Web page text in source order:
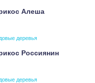
Алеша
деревья
Россиянин
деревья